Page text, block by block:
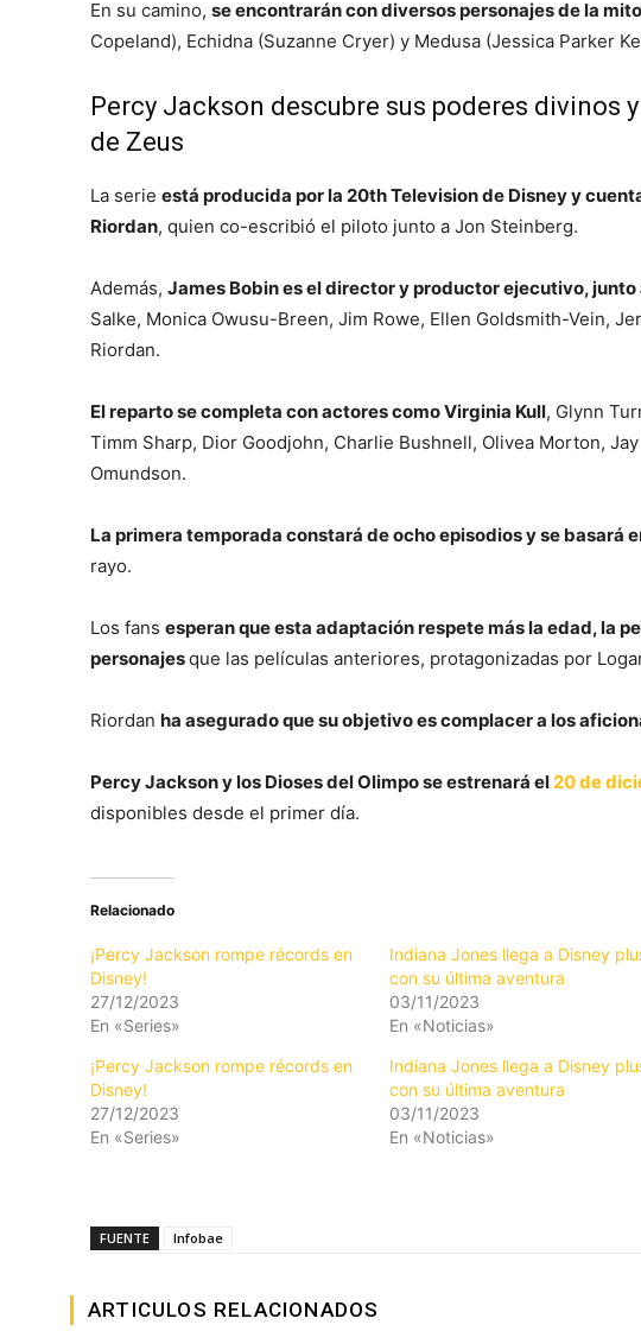
En su camino, se encontrarán con diversos personajes de la
Copeland), Echidna (Suzanne Cryer) y Medusa (Jessica Parker
Percy Jackson descubre sus poderes divinos
de Zeus
La serie está producida por la 20th Television de Disney y
Riordan, quien co-escribió el piloto junto a Jon Steinberg.
Además, James Bobin es el director y productor ejecutivo,
Salke, Monica Owusu-Breen, Jim Rowe, Ellen Goldsmith-Vein,
Riordan.
El reparto se completa con actores como Virginia Kull, Glynn
Timm Sharp, Dior Goodjohn, Charlie Bushnell, Olivea Morton,
Omundson.
La primera temporada constará de ocho episodios y se basará
rayo.
Los fans esperan que esta adaptación respete más la edad, la
personajesque las películas anteriores, protagonizadas por
Riordan ha asegurado que su objetivo es complacer a los
Percy Jackson y los Dioses del Olimpo se estrenará el20 de
disponibles desde el primer día.
Relacionado
¡Percy Jackson rompe récords en
Disney!
27/12/2023
En «Series»
Indiana Jones llega a Disney
con su última aventura
03/11/2023
En «Noticias»
¡Percy Jackson rompe récords en
Disney!
27/12/2023
En «Series»
Indiana Jones llega a Disney
con su última aventura
03/11/2023
En «Noticias»
FUENTE Infobae
ARTICULOS RELACIONADOS